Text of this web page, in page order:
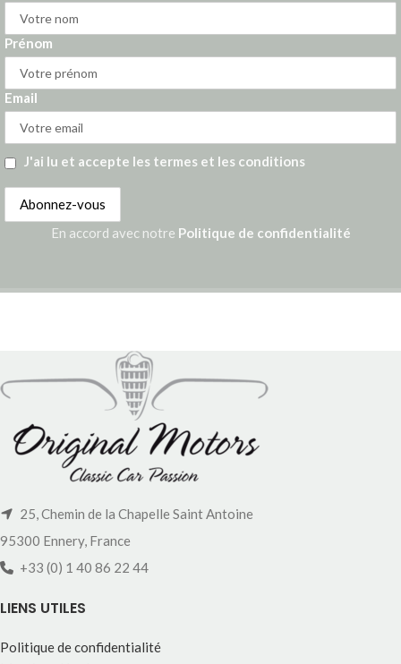
Prénom
Email
J'ai lu et accepte les termes et les conditions
En accord avec notre Politique de confidentialité
25, Chemin de la Chapelle Saint Antoine
95300 Ennery, France
+33 (0) 1 40 86 22 44
LIENS UTILES
Politique de confidentialité